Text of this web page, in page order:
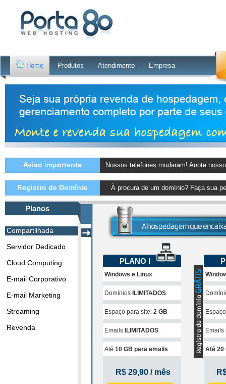
Home Produtos Atendimento Empresa
Aviso importante Nossos telefones mudaram! Anote
Registro de Domínio À procura de um domínio? Faça sua
Planos
Compartilhada
Servidor Dedicado
Cloud Computing
E-mail Corporativo
E-mail Marketing
Streaming
Revenda
PLANO I
Windows e Linux
Domínios ILIMITADOS
Espaço para site: 2 GB
Emails ILIMITADOS
Até 10 GB para emails
R$ 29,90 / mês
Emails
Até 20